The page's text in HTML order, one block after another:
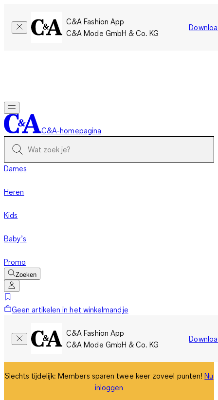
C&A Fashion App
C&A Mode GmbH & Co. KG
C&A-homepagina
Dames
Heren
Kids
Baby’s
Promo
Zoeken
Geen artikelen in het winkelmandje
C&A Fashion App
C&A Mode GmbH & Co. KG
Slechts tijdelijk: Members sparen twee keer zoveel punten!Nu
inloggen